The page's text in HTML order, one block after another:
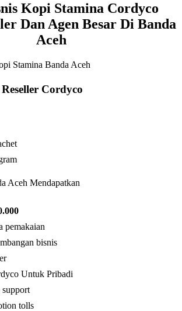
Kopi Stamina Cordyco
Dan Agen Besar Di Banda
Aceh
Cordyco
Aceh Mendapatkan
pemakaian
bisnis
Untuk Pribadi
tolls